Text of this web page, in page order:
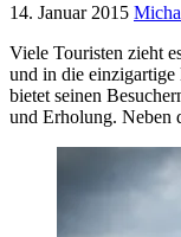
14. Januar 2015
Viele Touristen zieht
und in die einzigartige
bietet seinen
und Erholung. Neben